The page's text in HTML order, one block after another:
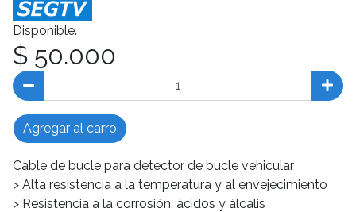
Disponible.
$ 50.000
Agregar al carro
Cable de bucle para detector de bucle vehicular
> Alta resistencia a la temperatura y al envejecimiento
> Resistencia a la corrosión, ácidos y álcalis